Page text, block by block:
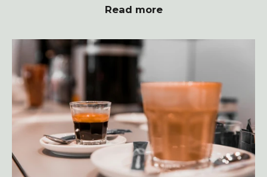
Read more